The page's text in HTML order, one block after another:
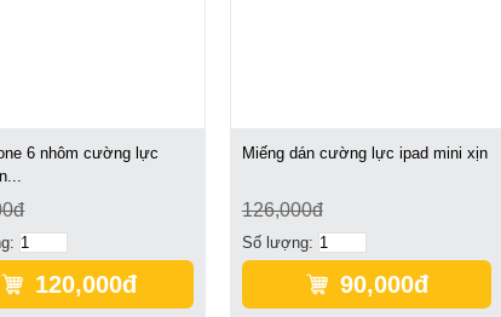
6 nhôm cường lực
120,000đ
Miếng dán cường lực ipad mini xịn
126,000đ
Số lượng:
90,000đ